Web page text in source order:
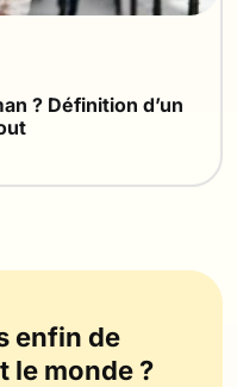
? Définition d’un
enfin de
le monde ?